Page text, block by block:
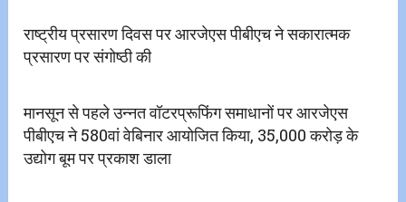
राष्ट्रीय प्रसारण दिवस पर आरजेएस पीबीएच ने सकारात्मक
प्रसारण पर संगोष्ठी की‌
मानसून से पहले उन्नत वॉटरप्रूफिंग समाधानों पर आरजेएस
पीबीएच ने 580वां वेबिनार आयोजित किया, 35,000 करोड़ के
उद्योग बूम पर प्रकाश डाला